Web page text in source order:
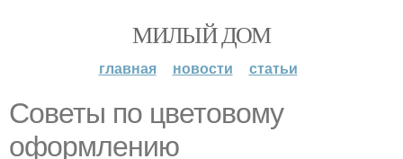
МИЛЫЙ ДОМ
главная новости статьи
Советы по цветовому
оформлению